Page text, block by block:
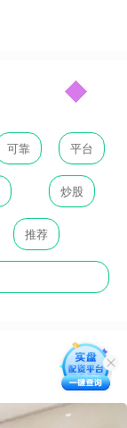
可靠 平台
炒股
推荐